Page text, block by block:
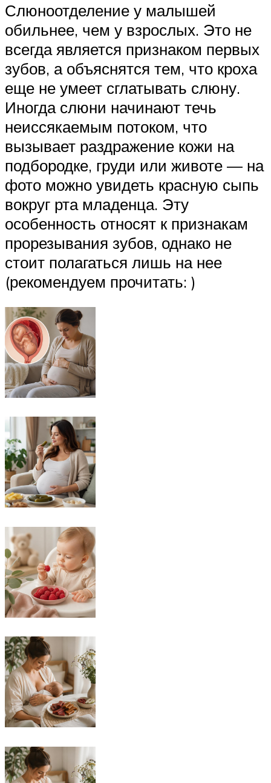
Слюноотделение у малышей
обильнее, чем у взрослых. Это не
всегда является признаком первых
зубов, а объяснятся тем, что кроха
еще не умеет сглатывать слюну.
Иногда слюни начинают течь
неиссякаемым потоком, что
вызывает раздражение кожи на
подбородке, груди или животе — на
фото можно увидеть красную сыпь
вокруг рта младенца. Эту
особенность относят к признакам
прорезывания зубов, однако не
стоит полагаться лишь на нее
(рекомендуем прочитать: )